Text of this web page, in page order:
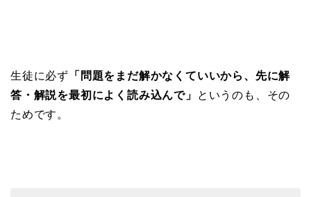
生徒に必ず 「問題をまだ解かなくていいから、先に解
答・解説を最初によく読み込んで」
というのも、その
ためです。